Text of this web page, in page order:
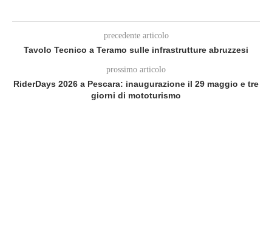
precedente articolo
Tavolo Tecnico a Teramo sulle infrastrutture abruzzesi
prossimo articolo
RiderDays 2026 a Pescara: inaugurazione il 29 maggio e tre
giorni di mototurismo